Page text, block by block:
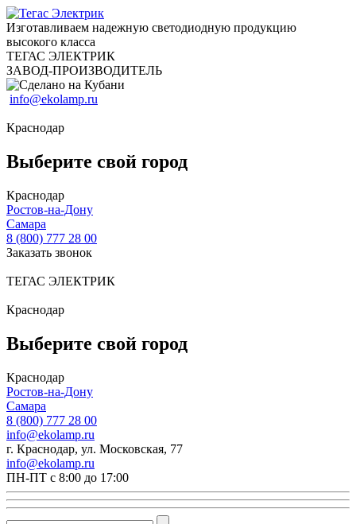
Изготавливаем надежную светодиодную продукцию
высокого класса
ТЕГАС ЭЛЕКТРИК
ЗАВОД-ПРОИЗВОДИТЕЛЬ
info@ekolamp.ru
Краснодар
Выберите свой город
Краснодар
Ростов-на-Дону
Самара
8 (800) 777 28 00
Заказать звонок
ТЕГАС ЭЛЕКТРИК
Краснодар
Выберите свой город
Краснодар
Ростов-на-Дону
Самара
8 (800) 777 28 00
info@ekolamp.ru
г. Краснодар, ул. Московская, 77
info@ekolamp.ru
ПН-ПТ с 8:00 до 17:00